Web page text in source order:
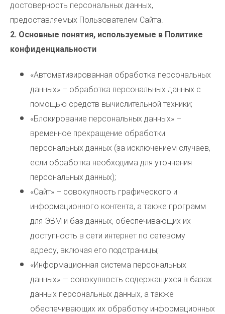
достоверность персональных данных,
предоставляемых Пользователем Сайта.
2. Основные понятия, используемые в Политике
конфиденциальности
«Автоматизированная обработка персональных
данных» – обработка персональных данных с
помощью средств вычислительной техники;
«Блокирование персональных данных» –
временное прекращение обработки
персональных данных (за исключением случаев,
если обработка необходима для уточнения
персональных данных);
«Сайт» – совокупность графического и
информационного контента, а также программ
для ЭВМ и баз данных, обеспечивающих их
доступность в сети интернет по сетевому
адресу, включая его подстраницы;
«Информационная система персональных
данных» — совокупность содержащихся в базах
данных персональных данных, а также
обеспечивающих их обработку информационных